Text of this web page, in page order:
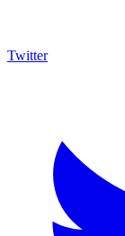
Twitter